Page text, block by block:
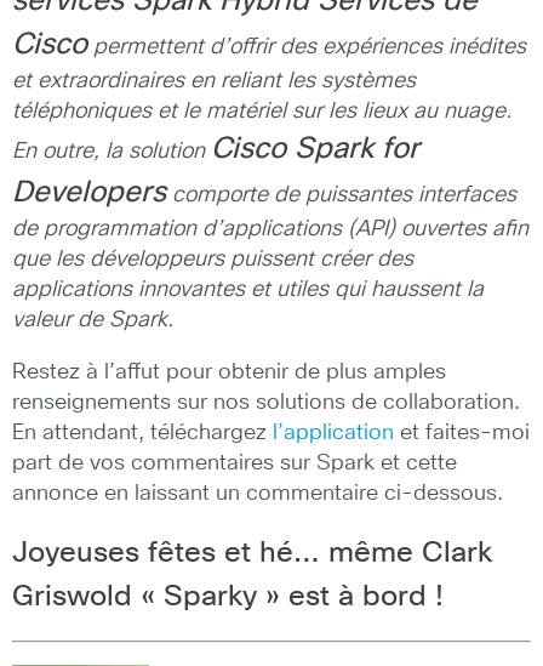
Ciscopermettent d’offrir des expériences inédites
et extraordinaires en reliant les systèmes
téléphoniques et le matériel sur les lieux au nuage.
En outre, la solution Cisco Spark for
Developerscomporte de puissantes interfaces
de programmation d’applications (API) ouvertes afin
que les développeurs puissent créer des
applications innovantes et utiles qui haussent la
valeur de Spark.
Restez à l’affut pour obtenir de plus amples
renseignements sur nos solutions de collaboration.
En attendant, téléchargez
l’application et faites-moi
part de vos commentaires sur Spark et cette
annonce en laissant un commentaire ci-dessous.
Joyeuses fêtes et hé… même Clark
Griswold « Sparky » est à bord !